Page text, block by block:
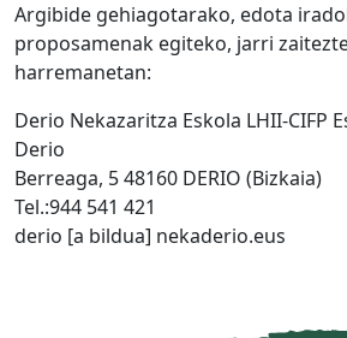
Argibide gehiagotarako, edota
proposamenak egiteko, jarri
harremanetan:
Derio Nekazaritza Eskola LHII-CIFP
Derio
Berreaga, 5 48160 DERIO (Bizkaia)
Tel.:944 541 421
derio [a bildua] nekaderio.eus